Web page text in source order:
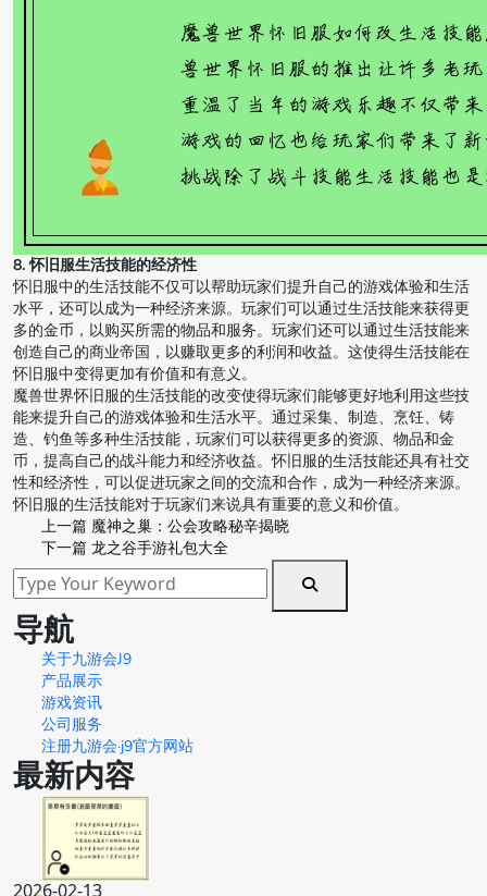
8. 怀旧服生活技能的经济性
怀旧服中的生活技能不仅可以帮助玩家们提升自己的游戏体验和生活
水平，还可以成为一种经济来源。玩家们可以通过生活技能来获得更
多的金币，以购买所需的物品和服务。玩家们还可以通过生活技能来
创造自己的商业帝国，以赚取更多的利润和收益。这使得生活技能在
怀旧服中变得更加有价值和有意义。
魔兽世界怀旧服的生活技能的改变使得玩家们能够更好地利用这些技
能来提升自己的游戏体验和生活水平。通过采集、制造、烹饪、铸
造、钓鱼等多种生活技能，玩家们可以获得更多的资源、物品和金
币，提高自己的战斗能力和经济收益。怀旧服的生活技能还具有社交
性和经济性，可以促进玩家之间的交流和合作，成为一种经济来源。
怀旧服的生活技能对于玩家们来说具有重要的意义和价值。
上一篇 魔神之巢：公会攻略秘辛揭晓
下一篇 龙之谷手游礼包大全
导航
关于九游会J9
产品展示
游戏资讯
公司服务
注册九游会·j9官方网站
最新内容
2026-02-13